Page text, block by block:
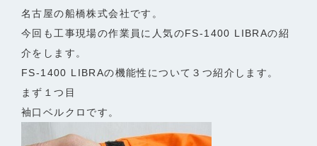
名古屋の船橋株式会社です。
今回も工事現場の作業員に人気のFS-1400 LIBRAの紹
介をします。
FS-1400 LIBRAの機能性について３つ紹介します。
まず１つ目
袖口ベルクロです。